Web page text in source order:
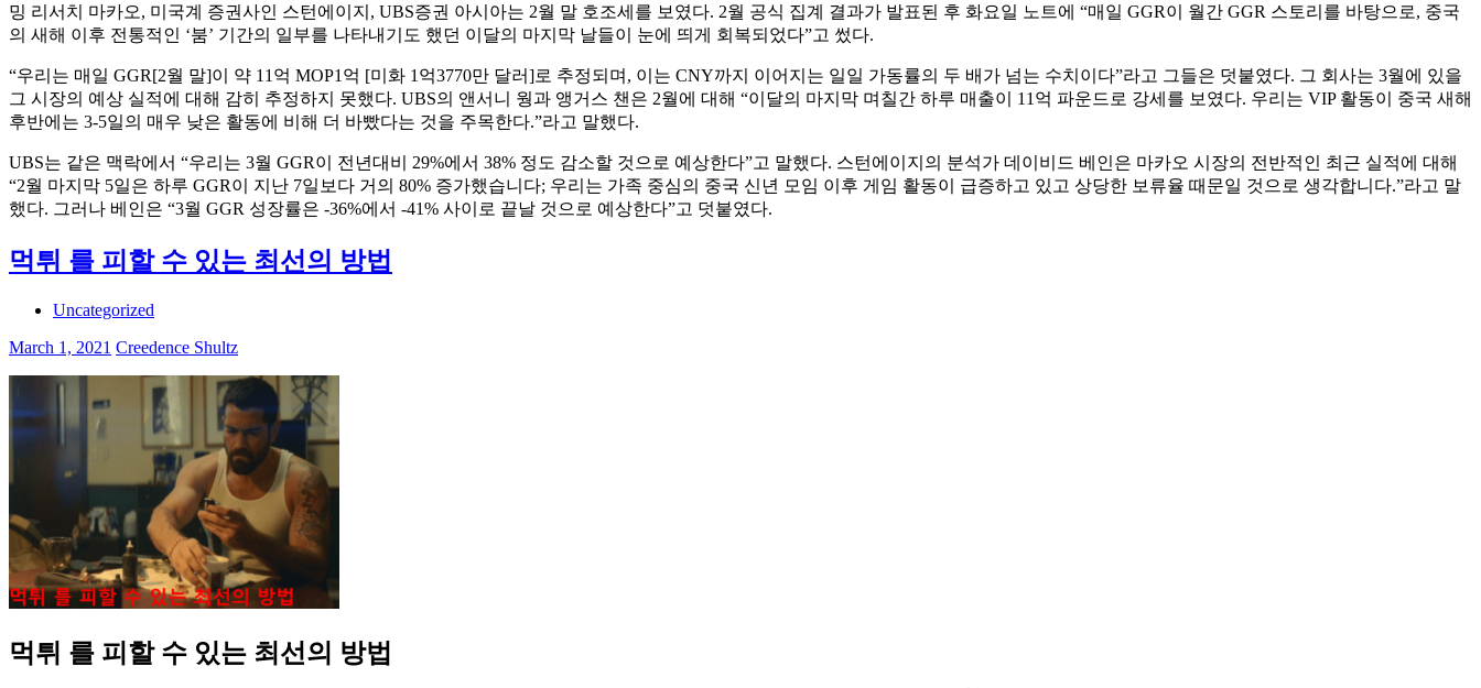
밍 리서치 마카오, 미국계 증권사인 스턴에이지, UBS증권 아시아는 2월 말 호조세를 보였다. 2월 공식 집계 결과가 발표된 후 화요일 노트에 “매일 GGR이 월간 GGR 스토리를 바탕으로, 중국
의 새해 이후 전통적인 ‘붐’ 기간의 일부를 나타내기도 했던 이달의 마지막 날들이 눈에 띄게 회복되었다”고 썼다.
“우리는 매일 GGR[2월 말]이 약 11억 MOP1억 [미화 1억3770만 달러]로 추정되며, 이는 CNY까지 이어지는 일일 가동률의 두 배가 넘는 수치이다”라고 그들은 덧붙였다. 그 회사는 3월에 있을
그 시장의 예상 실적에 대해 감히 추정하지 못했다. UBS의 앤서니 웡과 앵거스 챈은 2월에 대해 “이달의 마지막 며칠간 하루 매출이 11억 파운드로 강세를 보였다. 우리는 VIP 활동이 중국 새해
후반에는 3-5일의 매우 낮은 활동에 비해 더 바빴다는 것을 주목한다.”라고 말했다.
UBS는 같은 맥락에서 “우리는 3월 GGR이 전년대비 29%에서 38% 정도 감소할 것으로 예상한다”고 말했다. 스턴에이지의 분석가 데이비드 베인은 마카오 시장의 전반적인 최근 실적에 대해
“2월 마지막 5일은 하루 GGR이 지난 7일보다 거의 80% 증가했습니다; 우리는 가족 중심의 중국 신년 모임 이후 게임 활동이 급증하고 있고 상당한 보류율 때문일 것으로 생각합니다.”라고 말
했다. 그러나 베인은 “3월 GGR 성장률은 -36%에서 -41% 사이로 끝날 것으로 예상한다”고 덧붙였다.
먹튀 를 피할 수 있는 최선의 방법
Uncategorized
March 1, 2021 Creedence Shultz
먹튀 를 피할 수 있는 최선의 방법